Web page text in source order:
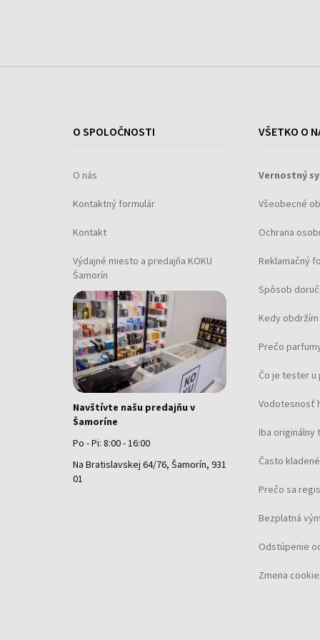
O SPOLOČNOSTI
O nás
Kontaktný formulár
Kontakt
Výdajné miesto a predajňa KOKU
Šamorín
Navštívte našu predajňu v
Šamoríne
Po - Pi: 8:00 - 16:00
Na Bratislavskej 64/76, Šamorín, 931
01
VŠETKO O
Vernostný
Všeobecné
Ochrana
Reklamačný
Spôsob
Kedy
Prečo
Čo je tester u
Vodotesnosť
Iba originálny
Často
Prečo sa
Bezplatná
Odstúpenie
Zmena